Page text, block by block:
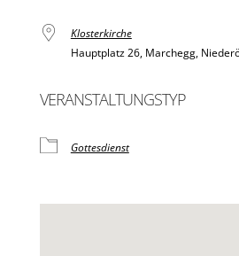
Klosterkirche
Hauptplatz 26, Marchegg,
VERANSTALTUNGSTYP
Gottesdienst